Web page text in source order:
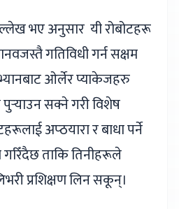
उल्लेख भए अनुसार यी रोबोटहरू
गतिविधी गर्न सक्षम
ओर्लेर प्याकेजहरु
सक्ने गरी विशेष
अप्ठयारा र बाधा पर्ने
गरिँदैछ ताकि तिनीहरूले
प्रशिक्षण लिन सकून्।